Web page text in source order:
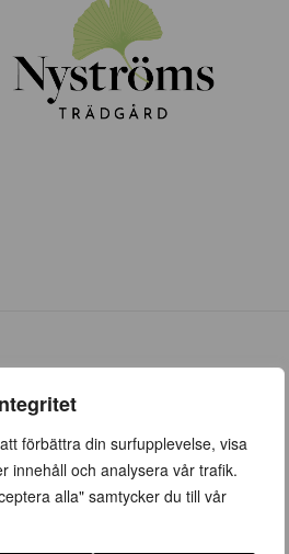
förbättra din surfupplevelse, visa
innehåll och analysera vår trafik.
alla" samtycker du till vår
28 juni)
19:00